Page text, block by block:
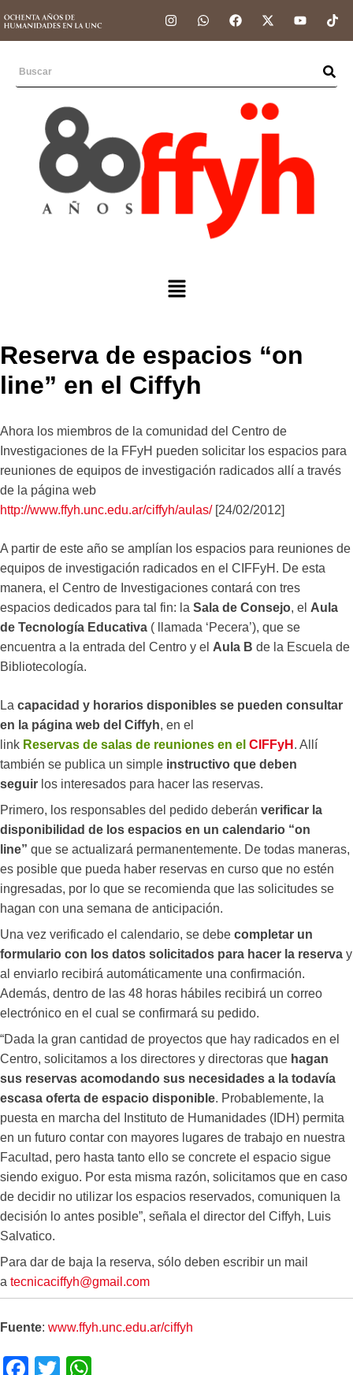
Reserva de espacios “on
line” en el Ciffyh
Ahora los miembros de la comunidad del Centro de
Investigaciones de la FFyH pueden solicitar los espacios para
reuniones de equipos de investigación radicados allí a través
de la página web
http://www.ffyh.unc.edu.ar/ciffyh/aulas/[24/02/2012]
A partir de este año se amplían los espacios para reuniones de
equipos de investigación radicados en el CIFFyH. De esta
manera, el Centro de Investigaciones contará con tres
espacios dedicados para tal fin: la Sala de Consejo, el Aula
de Tecnología Educativa ( llamada ‘Pecera’), que se
encuentra a la entrada del Centro y el Aula B de la Escuela de
Bibliotecología.
La capacidad y horarios disponibles se pueden consultar
en la página web del Ciffyh, en el
link Reservas de salas de reuniones en el CIFFyH . Allí
también se publica un simple instructivo que deben
seguir los interesados para hacer las reservas.
Primero, los responsables del pedido deberán verificar la
disponibilidad de los espacios en un calendario “on
line” que se actualizará permanentemente. De todas maneras,
es posible que pueda haber reservas en curso que no estén
ingresadas, por lo que se recomienda que las solicitudes se
hagan con una semana de anticipación.
Una vez verificado el calendario, se debe completar un
formulario con los datos solicitados para hacer la reserva y
al enviarlo recibirá automáticamente una confirmación.
Además, dentro de las 48 horas hábiles recibirá un correo
electrónico en el cual se confirmará su pedido.
“Dada la gran cantidad de proyectos que hay radicados en el
Centro, solicitamos a los directores y directoras que hagan
sus reservas acomodando sus necesidades a la todavía
escasa oferta de espacio disponible. Probablemente, la
puesta en marcha del Instituto de Humanidades (IDH) permita
en un futuro contar con mayores lugares de trabajo en nuestra
Facultad, pero hasta tanto ello se concrete el espacio sigue
siendo exiguo. Por esta misma razón, solicitamos que en caso
de decidir no utilizar los espacios reservados, comuniquen la
decisión lo antes posible”, señala el director del Ciffyh, Luis
Salvatico.
Para dar de baja la reserva, sólo deben escribir un mail
a tecnicaciffyh@gmail .com
Fuente: www.ffyh.unc.edu.ar/ciffyh
F
T